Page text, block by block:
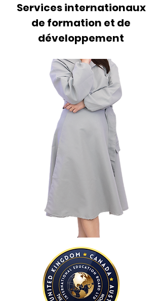
Services internationaux
de formation et de
développement